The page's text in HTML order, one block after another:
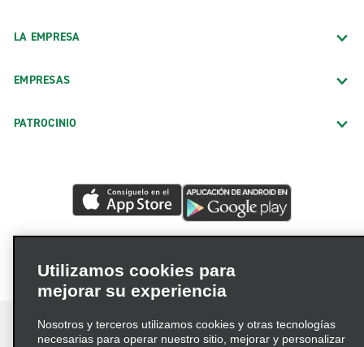
LA EMPRESA
EMPRESAS
PATROCINIO
Utilizamos cookies para
mejorar su experiencia
Nosotros y terceros utilizamos cookies y otras tecnologías
necesarias para operar nuestro sitio, mejorar y personalizar